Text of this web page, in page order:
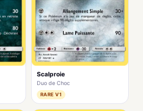
Scalproie
Duo de Choc
RARE V1